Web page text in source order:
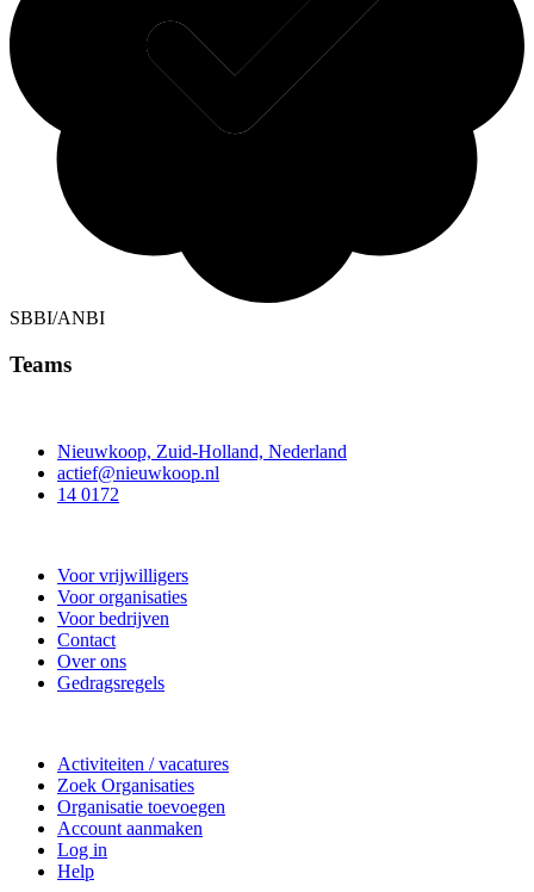
SBBI/ANBI
Teams
Nieuwkoop, Zuid-Holland, Nederland
actief@nieuwkoop.nl
14 0172
Voor vrijwilligers
Voor organisaties
Voor bedrijven
Contact
Over ons
Gedragsregels
Activiteiten / vacatures
Zoek Organisaties
Organisatie toevoegen
Account aanmaken
Log in
Help